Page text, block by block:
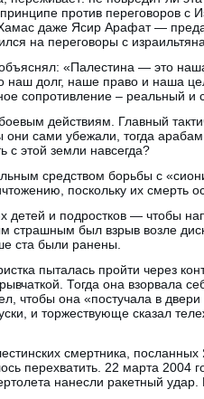
против переговоров с
даже Ясир Арафат —
на переговоры с
«Палестина — это
наш долг, наше право и наша
сопротивление – реальный и
действиям. Главный
они сами убежали, тогда
с этой земли навсегда?
средством борьбы с
поскольку их смерть
детей и подростков — чтобы
страшным был взрыв возле
ста были ранены.
пыталась пройти через
Тогда она взорвала
чтобы она «постучала в
и торжествующе сказал
смертника,
перехватить. 22 марта 2004
нанесли ракетный